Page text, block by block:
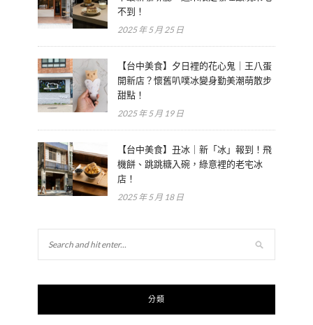
不到！
2025 年 5 月 25 日
【台中美食】夕日裡的花心鬼｜王八蛋
開新店？懷舊叭噗冰變身勤美潮萌散步
甜點！
2025 年 5 月 19 日
【台中美食】丑冰｜新「冰」報到！飛
機餅、跳跳糖入碗，綠意裡的老宅冰
店！
2025 年 5 月 18 日
分類